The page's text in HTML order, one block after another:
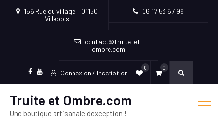
156 Rue du village – 01150
Villebois
06 17 53 67 99
contact@truite-et-
ombre.com
Facebook
Youtube
Connexion / Inscription
0 0
Truite et Ombre.com
Une boutique artisanale d'exception !